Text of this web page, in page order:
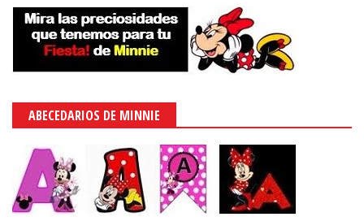
ABECEDARIOS DE MINNIE